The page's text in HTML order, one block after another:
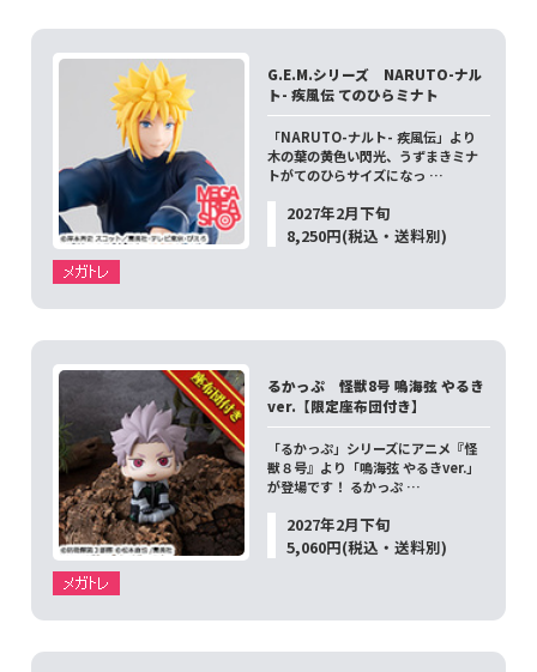
G.E.M.シリーズ NARUTO-ナル
ト- 疾風伝 てのひらミナト
「NARUTO-ナルト- 疾風伝」より
木の葉の黄色い閃光、うずまきミナ
トがてのひらサイズになっ …
2027年2月下旬
8,250円(税込・送料別)
るかっぷ 怪獣8号 鳴海弦 やるき
ver.【限定座布団付き】
「るかっぷ」シリーズにアニメ『怪
獣８号』より「鳴海弦 やるきver.」
が登場です！ るかっぷ …
2027年2月下旬
5,060円(税込・送料別)